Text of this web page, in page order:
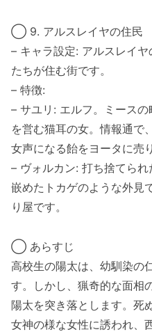
◯ 9. アルスレイヤの住民
– キャラ設定: アルスレイ
たちが住む街です。
– 特徴:
– サユリ: エルフ。ミース
を営む猫耳の女。情報通で
女声になる飴をヨータに売
– ヴォルカン: 打ち捨てら
嵌めたトカゲのような外見
り屋です。
◯ あらすじ
高校生の陽太は、幼馴染の
す。しかし、猟奇的な面相
陽太を突き落とします。死
女神の様な女性に誘われ、